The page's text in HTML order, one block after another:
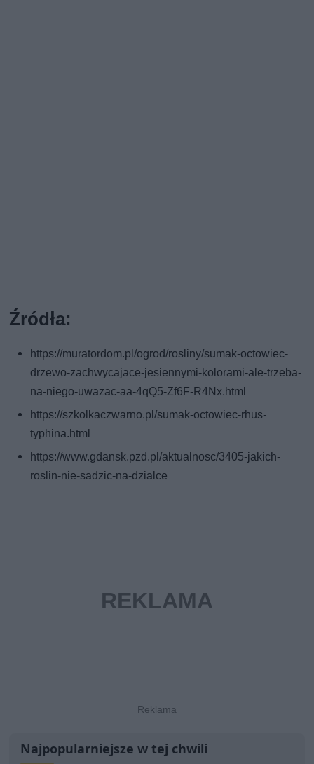
Źródła:
https://muratordom.pl/ogrod/rosliny/sumak-octowiec-
drzewo-zachwycajace-jesiennymi-kolorami-ale-trzeba-
na-niego-uwazac-aa-4qQ5-Zf6F-R4Nx.html
https://szkolkaczwarno.pl/sumak-octowiec-rhus-
typhina.html
https://www.gdansk.pzd.pl/aktualnosc/3405-jakich-
roslin-nie-sadzic-na-dzialce
Najpopularniejsze w tej chwili